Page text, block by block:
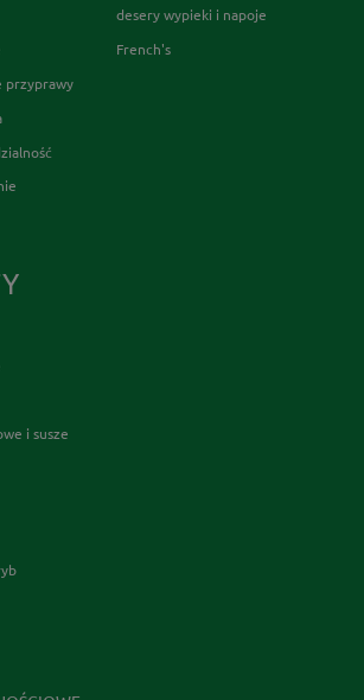
przyprawy
desery wypieki i napoje
French's
i susze